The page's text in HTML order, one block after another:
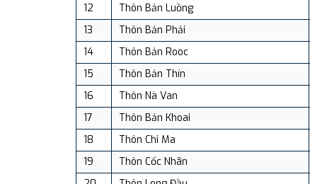
12
Thôn Bản Luồng
13
Thôn Bản Phải
14
Thôn Bản Rooc
15
Thôn Bản Thín
16
Thôn Nà Van
17
Thôn Bản Khoai
18
Thôn Chi Ma
19
Thôn Cốc Nhãn